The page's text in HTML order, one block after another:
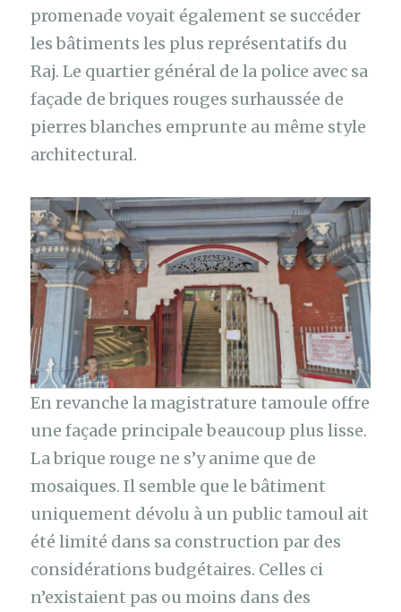
promenade voyait également se succéder
les bâtiments les plus représentatifs du
Raj. Le quartier général de la police avec sa
façade de briques rouges surhaussée de
pierres blanches emprunte au même style
architectural.
En revanche la magistrature tamoule offre
une façade principale beaucoup plus lisse.
La brique rouge ne s’y anime que de
mosaiques. Il semble que le bâtiment
uniquement dévolu à un public tamoul ait
été limité dans sa construction par des
considérations budgétaires. Celles ci
n’existaient pas ou moins dans des